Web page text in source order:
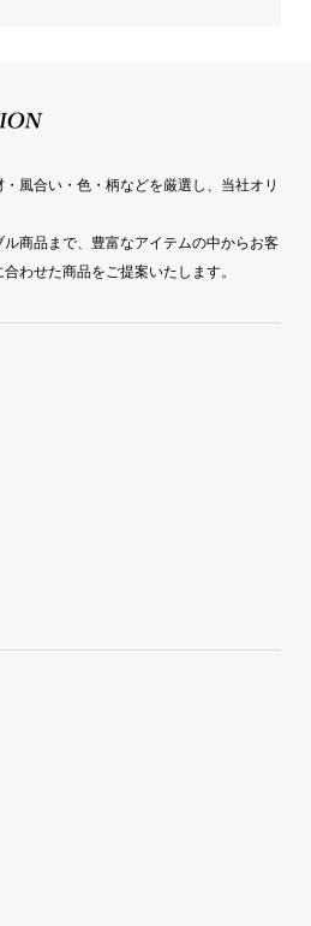
風合い・色・柄などを厳選し、当社オリ
商品まで、豊富なアイテムの中からお客
わせた商品をご提案いたします。